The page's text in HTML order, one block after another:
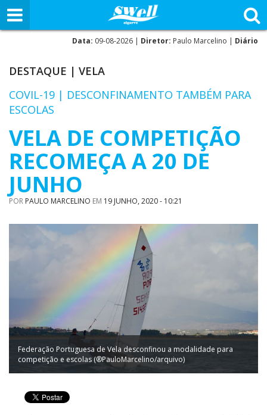
Data: 09-08-2026 | Diretor: Paulo Marcelino | Diário
DESTAQUE | VELA
COVIL-19 | DESCONFINAMENTO TAMBÉM PARA
ESCOLAS
VELA DE COMPETIÇÃO
RECOMEÇA A 20 DE
JUNHO
POR PAULO MARCELINO EM 19 JUNHO, 2020 - 10:21
Federação Portuguesa de Vela desconfinou a modalidade para
competição e escolas (®PauloMarcelino/arquivo)